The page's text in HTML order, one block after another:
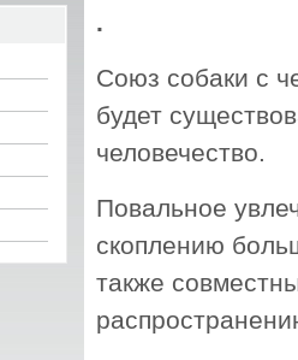
.
Союз собаки с
будет
человечество.
Повальное
скоплению
также